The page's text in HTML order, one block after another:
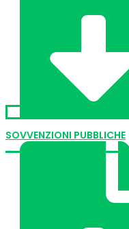
SOVVENZIONI PUBBLICHE